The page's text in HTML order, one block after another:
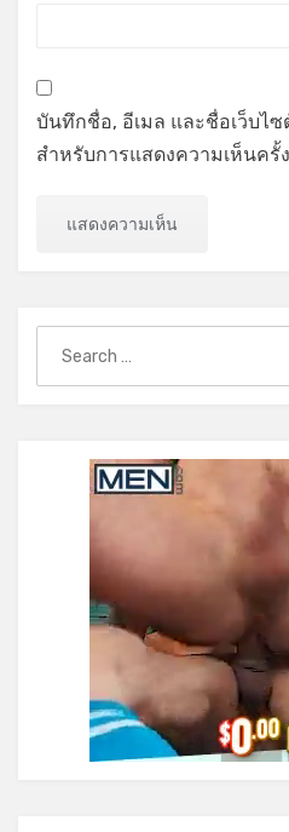
บันทึกชื่อ, อีเมล และชื่อเว็บไ
สำหรับการแสดงความเห็นครั้
for: